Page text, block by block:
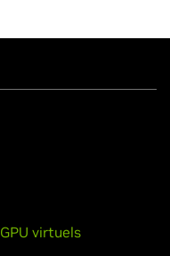
GPU virtuels